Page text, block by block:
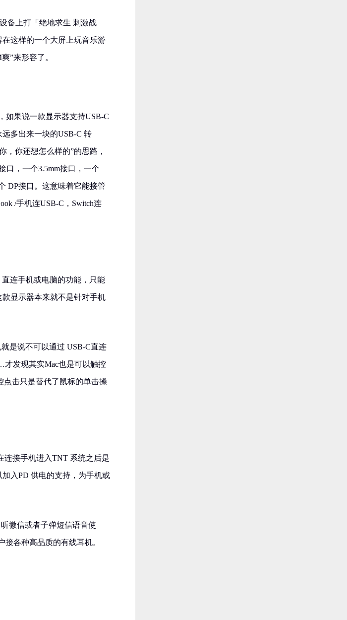
备上打「绝地求生 刺激战
这样的一个大屏上玩音乐游
”来形容了。
如果说一款显示器支持USB-C
多出来一块的USB-C 转
，你还想怎么样的”的思路，
口，一个3.5mm接口，一个
DP接口。这意味着它能接管
/手机连USB-C，Switch连
连手机或电脑的功能，只能
显示器本来就不是针对手机
是说不可以通过 USB-C直连
才发现其实Mac也是可以触控
点击只是替代了鼠标的单击操
连接手机进入TNT 系统之后是
入PD 供电的支持，为手机或
微信或者子弹短信语音使
接各种高品质的有线耳机。